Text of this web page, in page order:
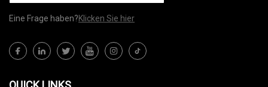
Eine Frage haben?Klicken Sie hier